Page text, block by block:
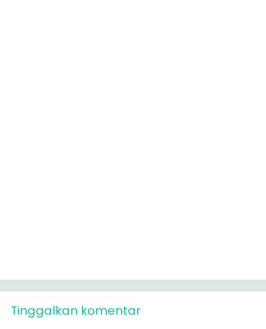
Tinggalkan komentar